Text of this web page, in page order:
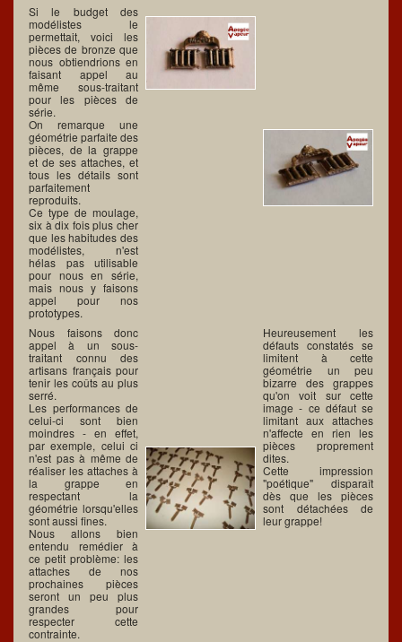
Si le budget des
modélistes le
permettait, voici les
pièces de bronze que
nous obtiendrions en
faisant appel au
même sous-traitant
pour les pièces de
série.
On remarque une
géométrie parfaite des
pièces, de la grappe
et de ses attaches, et
tous les détails sont
parfaitement
reproduits.
Ce type de moulage,
six à dix fois plus cher
que les habitudes des
modélistes, n'est
hélas pas utilisable
pour nous en série,
mais nous y faisons
appel pour nos
prototypes.
Nous faisons donc
appel à un sous-
traitant connu des
artisans français pour
tenir les coûts au plus
serré.
Les performances de
celui-ci sont bien
moindres - en effet,
par exemple, celui ci
n'est pas à même de
réaliser les attaches à
la grappe en
respectant la
géométrie lorsqu'elles
sont aussi fines.
Nous allons bien
entendu remédier à
ce petit problème: les
attaches de nos
prochaines pièces
seront un peu plus
grandes pour
respecter cette
contrainte.
Heureusement les
défauts constatés se
limitent à cette
géométrie un peu
bizarre des grappes
qu'on voit sur cette
image - ce défaut se
limitant aux attaches
n'affecte en rien les
pièces proprement
dites.
Cette impression
"poétique" disparaît
dès que les pièces
sont détachées de
leur grappe!